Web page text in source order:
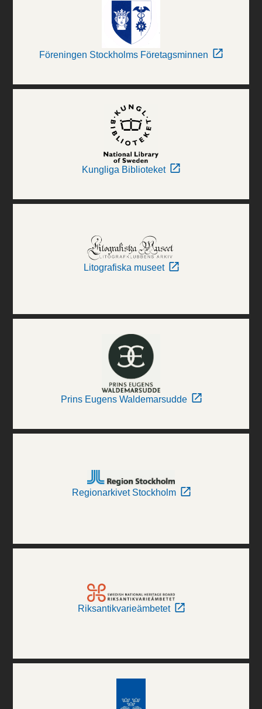
Föreningen Stockholms Företagsminnen
Kungliga Biblioteket
Litografiska museet
Prins Eugens Waldemarsudde
Regionarkivet Stockholm
Riksantikvarieämbetet